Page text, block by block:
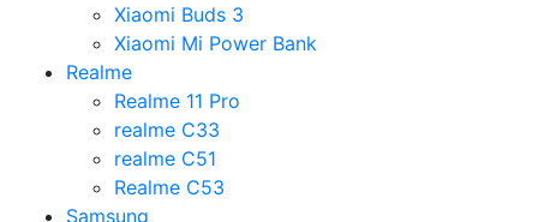
Xiaomi Buds 3
Xiaomi Mi Power Bank
Realme
Realme 11 Pro
realme C33
realme C51
Realme C53
Samsung